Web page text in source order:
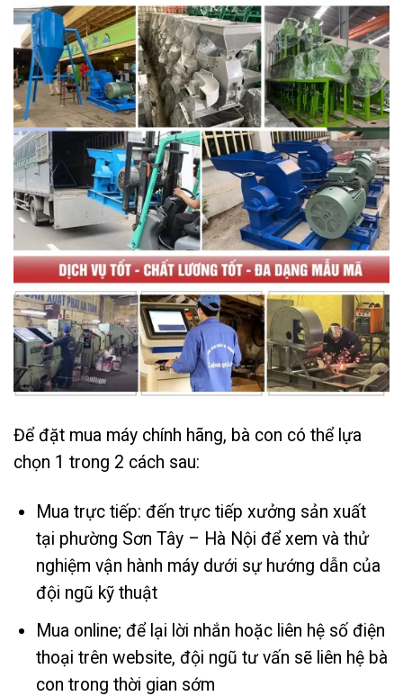
Để đặt mua máy chính hãng, bà con có thể lựa
chọn 1 trong 2 cách sau:
Mua trực tiếp: đến trực tiếp xưởng sản xuất
tại phường Sơn Tây – Hà Nội để xem và thử
nghiệm vận hành máy dưới sự hướng dẫn của
đội ngũ kỹ thuật
Mua online; để lại lời nhắn hoặc liên hệ số điện
thoại trên website, đội ngũ tư vấn sẽ liên hệ bà
con trong thời gian sớm